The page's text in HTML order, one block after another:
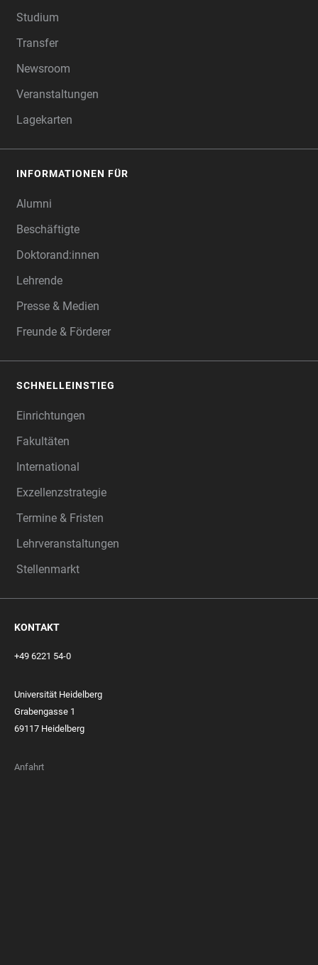
Studium
Transfer
Newsroom
Veranstaltungen
Lagekarten
INFORMATIONEN FÜR
Alumni
Beschäftigte
Doktorand:innen
Lehrende
Presse & Medien
Freunde & Förderer
SCHNELLEINSTIEG
Einrichtungen
Fakultäten
International
Exzellenzstrategie
Termine & Fristen
Lehrveranstaltungen
Stellenmarkt
KONTAKT
+49 6221 54-0
Universität Heidelberg
Grabengasse 1
69117 Heidelberg
Anfahrt